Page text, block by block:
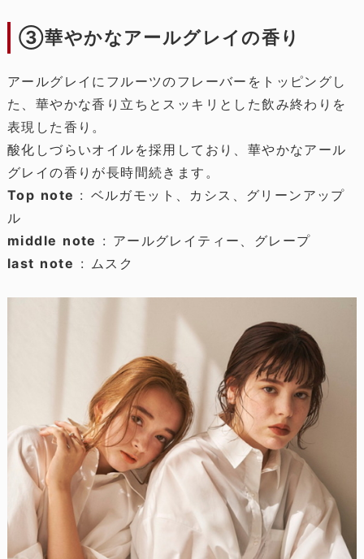
③華やかなアールグレイの香り
アールグレイにフルーツのフレーバーをトッピングし
た、華やかな香り立ちとスッキリとした飲み終わりを
表現した香り。
酸化しづらいオイルを採用しており、華やかなアール
グレイの香りが長時間続きます。
Top note : ベルガモット、カシス、グリーンアップ
ル
middle note : アールグレイティー、グレープ
last note : ムスク